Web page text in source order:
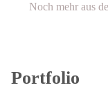
Noch mehr aus
Portfolio